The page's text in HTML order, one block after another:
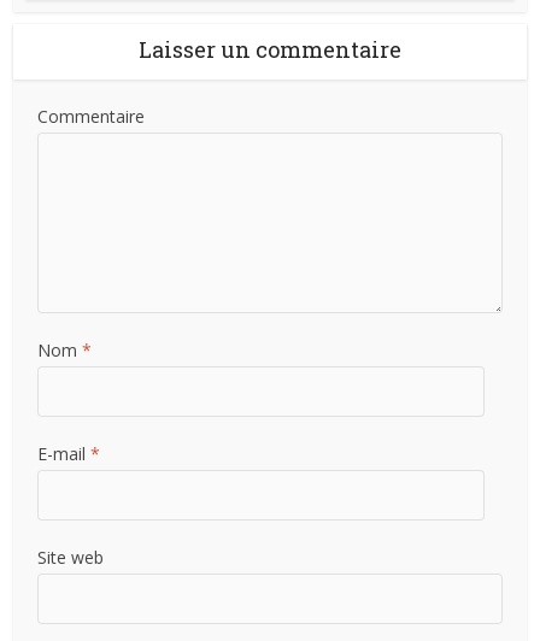
Laisser un commentaire
Commentaire
Nom*
E-mail*
Site web